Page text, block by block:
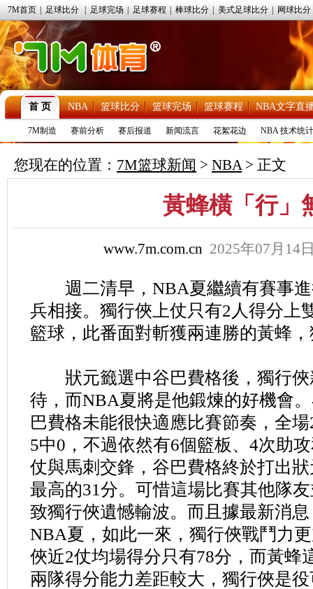
7M首页 足球比分 足球完场 足球赛程 棒球比分 美式足球比分 网球比分
首 页 NBA 篮球比分 篮球完场 篮球赛程 NBA文字直
7M制造 赛前分析 赛后报道 新闻流言 花絮花边 NBA 技术统计
您现在的位置： 7M篮球新闻 > NBA> 正文
黃蜂橫「行」
www.7m.com.cn 2025年07月14
週二清早，NBA夏繼續有賽事進
兵相接。獨行俠上仗只有2人得分上
籃球，此番面對斬獲兩連勝的黃蜂
狀元籤選中谷巴費格後，獨行俠
待，而NBA夏將是他鍛煉的好機會
巴費格未能很快適應比賽節奏，全
5中0，不過依然有6個籃板、4次助
仗與馬刺交鋒，谷巴費格終於打出
最高的31分。可惜這場比賽其他隊
致獨行俠遺憾輸波。而且據最新消
NBA夏，如此一來，獨行俠戰鬥力
俠近2仗均場得分只有78分，而黃蜂
兩隊得分能力差距較大，獨行俠是